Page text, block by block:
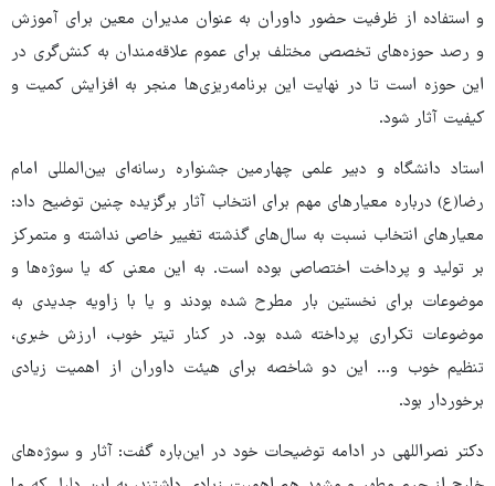
و استفاده از ظرفیت حضور داوران به عنوان مدیران معین برای آموزش
و رصد حوزه‌های تخصصی مختلف برای عموم علاقه‌مندان به کنش‌گری در
این حوزه است تا در نهایت این برنامه‌ریزی‌ها منجر به افزایش کمیت و
کیفیت آثار شود.
استاد دانشگاه و دبیر علمی چهارمین جشنواره رسانه‌ای بین‌المللی امام
رضا(ع) درباره معیارهای مهم برای انتخاب آثار برگزیده چنین توضیح داد:
معیارهای انتخاب نسبت به سال‌های گذشته تغییر خاصی نداشته و متمرکز
بر تولید و پرداخت اختصاصی بوده است. به این معنی که یا سوژه‌ها و
موضوعات برای نخستین بار مطرح شده بودند و یا با زاویه جدیدی به
موضوعات تکراری پرداخته شده بود. در کنار تیتر خوب، ارزش خبری،
تنظیم خوب و... این دو شاخصه برای هیئت داوران از اهمیت زیادی
برخوردار بود.
دکتر نصراللهی در ادامه توضیحات خود در این‌باره گفت: آثار و سوژه‌های